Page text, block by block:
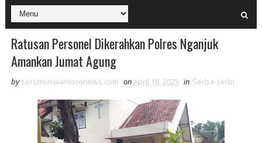
Ratusan Personel Dikerahkan Polres Nganjuk
Amankan Jumat Agung
by sorotnuswantoronews.com onApril 18, 2025 in Serba-serbi